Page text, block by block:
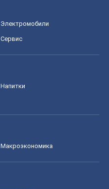
Электромобили
Сервис
Напитки
Mакроэкономика